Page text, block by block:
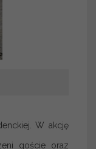
W akcję
goście oraz